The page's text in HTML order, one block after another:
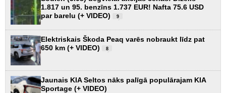
1.817 un 95. benzīns 1.737 EUR! Nafta 75.6 USD
par barelu (+ VIDEO)
9
Elektriskais Škoda Peaq varēs nobraukt līdz pat
650 km (+ VIDEO)
8
Jaunais KIA Seltos nāks palīgā populārajam KIA
Sportage (+ VIDEO)